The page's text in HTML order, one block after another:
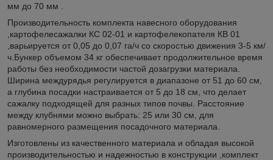
мм до 70 мм .
Производительность комплекта навесного оборудования
,картофелесажалки КС 02-01 и картофелекопателя КВ 01
,варьируется от 0,05 до 0,07 га/ч со скоростью движения 3-5 км/
ч.Бункер объемом 34 кг обеспечивает продолжительное время
работы без необходимости частой дозагрузки материала.
Ширина междурядья регулируется в диапазоне от 51 до 60 см,
а глубина посадки настраивается от 5 до 18 см, что делает
сажалку подходящей для разных типов почвы. Расстояние
между клубнями можно выбрать: 25 или 30 см, для
равномерного размещения посадочного материала.
Изготовлены из качественного материала и обладая высокой
производительностью и надежностью в конструкции ,комплект